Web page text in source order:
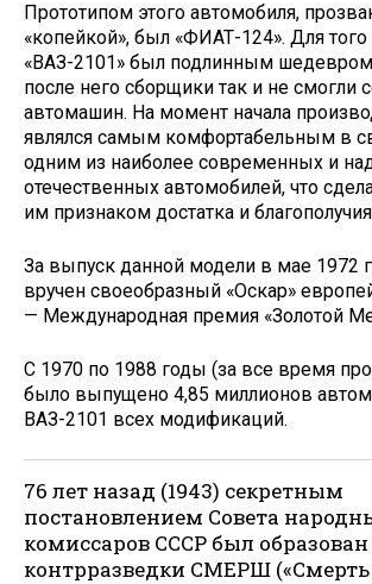
Прототипом этого автомобиля,
«копейкой», был «ФИАТ-124». Для
«ВАЗ-2101» был подлинным
после него сборщики так и не смогли
автомашин. На момент начала
являлся самым комфортабельным в
одним из наиболее современных и
отечественных автомобилей, что
им признаком достатка и
За выпуск данной модели в мае 1972
вручен своеобразный «Оскар»
— Международная премия «Золотой
С 1970 по 1988 годы (за все время
было выпущено 4,85 миллионов
ВАЗ-2101 всех модификаций.
76 лет назад (1943) секретным
постановлением Совета
комиссаров СССР был
контрразведки СМЕРШ